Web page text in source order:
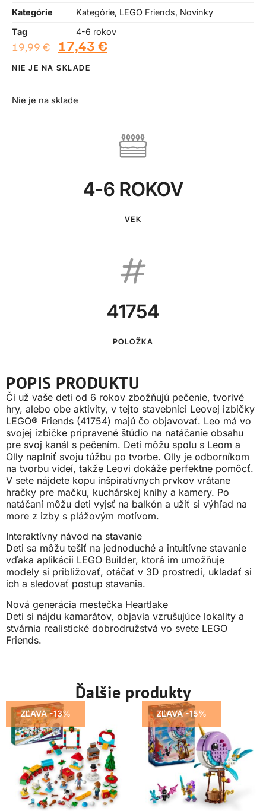
Kategórie
Kategórie, LEGO Friends, Novinky
Tag
4-6 rokov
19,99€ 17,43 €
NIE JE NA SKLADE
Nie je na sklade
4-6 ROKOV
VEK
41754
POLOŽKA
POPIS PRODUKTU
Či už vaše deti od 6 rokov zbožňujú pečenie, tvorivé
hry, alebo obe aktivity, v tejto stavebnici Leovej izbičky
LEGO® Friends (41754) majú čo objavovať. Leo má vo
svojej izbičke pripravené štúdio na natáčanie obsahu
pre svoj kanál s pečením. Deti môžu spolu s Leom a
Olly naplniť svoju túžbu po tvorbe. Olly je odborníkom
na tvorbu videí, takže Leovi dokáže perfektne pomôcť.
V sete nájdete kopu inšpiratívnych prvkov vrátane
hračky pre mačku, kuchárskej knihy a kamery. Po
natáčaní môžu deti vyjsť na balkón a užiť si výhľad na
more z izby s plážovým motívom.
Interaktívny návod na stavanie
Deti sa môžu tešiť na jednoduché a intuitívne stavanie
vďaka aplikácii LEGO Builder, ktorá im umožňuje
modely si približovať, otáčať v 3D prostredí, ukladať si
ich a sledovať postup stavania.
Nová generácia mestečka Heartlake
Deti si nájdu kamarátov, objavia vzrušujúce lokality a
stvárnia realistické dobrodružstvá vo svete LEGO
Friends.
Ďalšie produkty
ZĽAVA -13% ZĽAVA -15%